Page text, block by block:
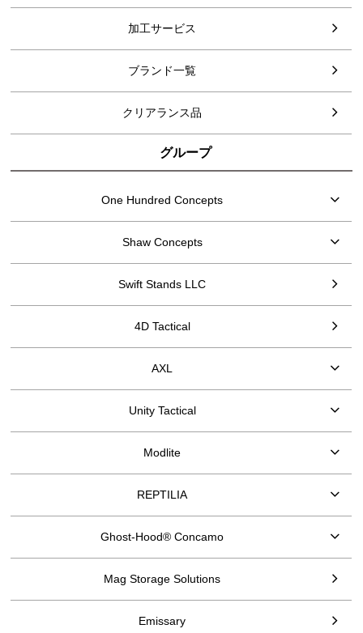
加工サービス
ブランド一覧
クリアランス品
グループ
One Hundred Concepts
Shaw Concepts
Swift Stands LLC
4D Tactical
AXL
Unity Tactical
Modlite
REPTILIA
Ghost-Hood® Concamo
Mag Storage Solutions
Emissary